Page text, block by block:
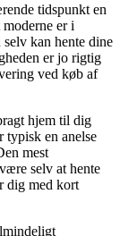
tidspunkt en
er i
kan hente dine
er jo rigtig
ved køb af
hjem til dig
typisk en anelse
mest
selv at hente
dig med kort